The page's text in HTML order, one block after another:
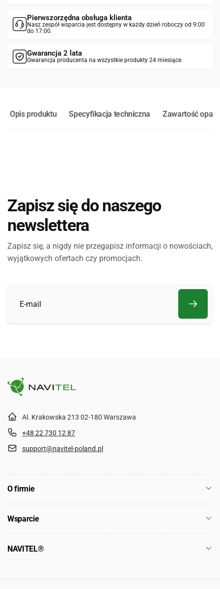
Pierwszorzędna obsługa klienta
Nasz zespół wsparcia jest dostępny w każdy dzień roboczy od 9:00
do 17:00.
Gwarancja 2 lata
Gwarancja producenta na wszystkie produkty 24 miesiące.
Opis produktu Specyfikacja techniczna Zawartość
Zapisz się do naszego
newslettera
Zapisz się, a nigdy nie przegapisz informacji o nowościach,
wyjątkowych ofertach czy promocjach.
E-
Al. Krakowska 213 02-180 Warszawa
+48 22 730 12 87
support@navitel-poland.pl
O firmie
Wsparcie
NAVITEL®